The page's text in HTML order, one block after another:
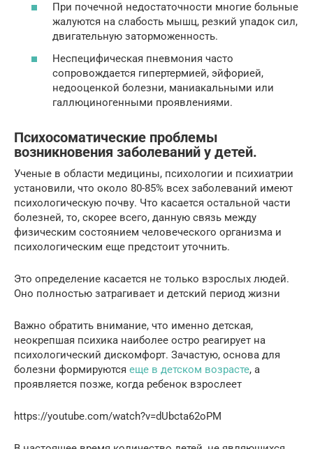
При почечной недостаточности многие больные
жалуются на слабость мышц, резкий упадок сил,
двигательную заторможенность.
Неспецифическая пневмония часто
сопровождается гипертермией, эйфорией,
недооценкой болезни, маниакальными или
галлюциногенными проявлениями.
Психосоматические проблемы
возникновения заболеваний у детей.
Ученые в области медицины, психологии и психиатрии
установили, что около 80-85% всех заболеваний имеют
психологическую почву. Что касается остальной части
болезней, то, скорее всего, данную связь между
физическим состоянием человеческого организма и
психологическим еще предстоит уточнить.
Это определение касается не только взрослых людей.
Оно полностью затрагивает и детский период жизни
Важно обратить внимание, что именно детская,
неокрепшая психика наиболее остро реагирует на
психологический дискомфорт. Зачастую, основа для
болезни формируются еще в детском возрасте, а
проявляется позже, когда ребенок взрослеет
https://youtube.com/watch?v=dUbcta62oPM